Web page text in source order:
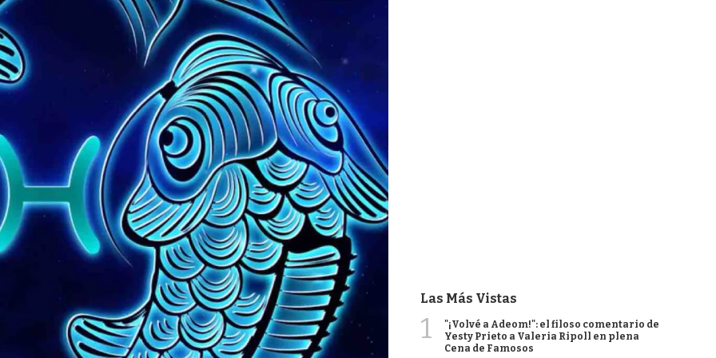
Las Más Vistas
1
"¡Volvé a Adeom!": el filoso comentario de
Yesty Prieto a Valeria Ripoll en plena
Cena de Famosos